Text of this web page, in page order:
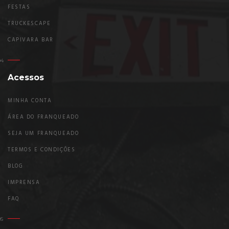
FESTAS
TRUCKESCAPE
CAPIVARA BAR
Acessos
MINHA CONTA
ÁREA DO FRANQUEADO
SEJA UM FRANQUEADO
TERMOS E CONDIÇÕES
BLOG
IMPRENSA
FAQ